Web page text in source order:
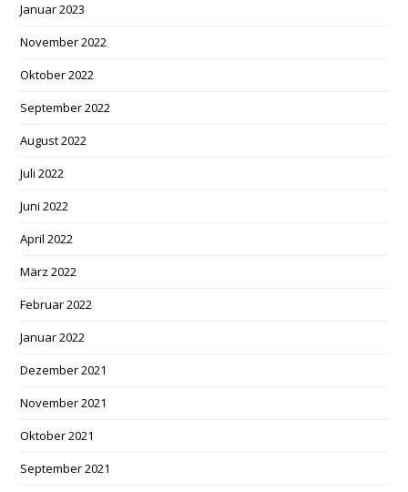
Januar 2023
November 2022
Oktober 2022
September 2022
August 2022
Juli 2022
Juni 2022
April 2022
März 2022
Februar 2022
Januar 2022
Dezember 2021
November 2021
Oktober 2021
September 2021